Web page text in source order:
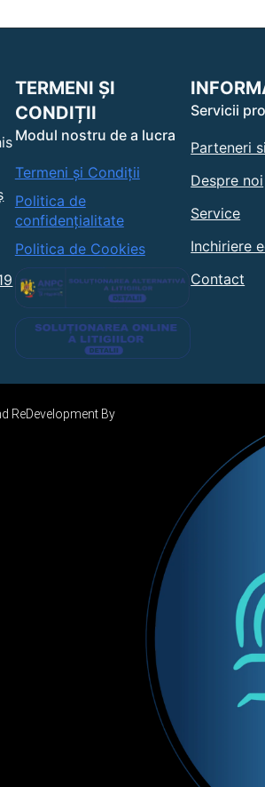
TERMENI ȘI
CONDIȚII
Modul nostru de a lucra
Termeni și Condiții
Politica de
confidențialitate
Politica de Cookies
Servicii
Parteneri
Despre noi
Service
Inchiriere
Contact
ReDevelopment By